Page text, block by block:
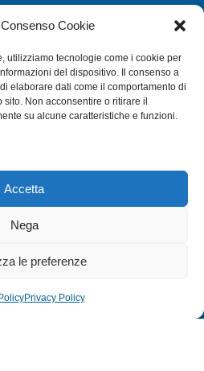
Cookie
utilizziamo tecnologie come i cookie per
del dispositivo. Il consenso a
elaborare dati come il comportamento di
Non acconsentire o ritirare il
su alcune caratteristiche e funzioni.
Accetta
Nega
le preferenze
Privacy Policy